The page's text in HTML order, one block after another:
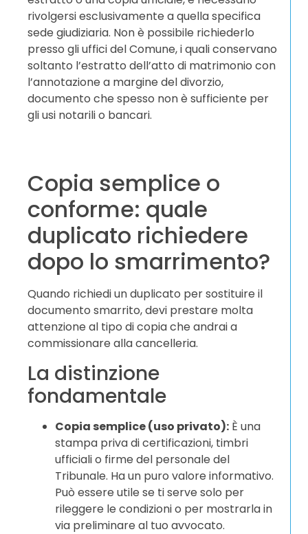
rivolgersi esclusivamente a quella specifica
sede giudiziaria. Non è possibile richiederlo
presso gli uffici del Comune, i quali conservano
soltanto l’estratto dell’atto di matrimonio con
l’annotazione a margine del divorzio,
documento che spesso non è sufficiente per
gli usi notarili o bancari.
Copia semplice o
conforme: quale
duplicato richiedere
dopo lo smarrimento?
Quando richiedi un duplicato per sostituire il
documento smarrito, devi prestare molta
attenzione al tipo di copia che andrai a
commissionare alla cancelleria.
La distinzione
fondamentale
Copia semplice (uso privato): È una
stampa priva di certificazioni, timbri
ufficiali o firme del personale del
Tribunale. Ha un puro valore informativo.
Può essere utile se ti serve solo per
rileggere le condizioni o per mostrarla in
via preliminare al tuo avvocato.